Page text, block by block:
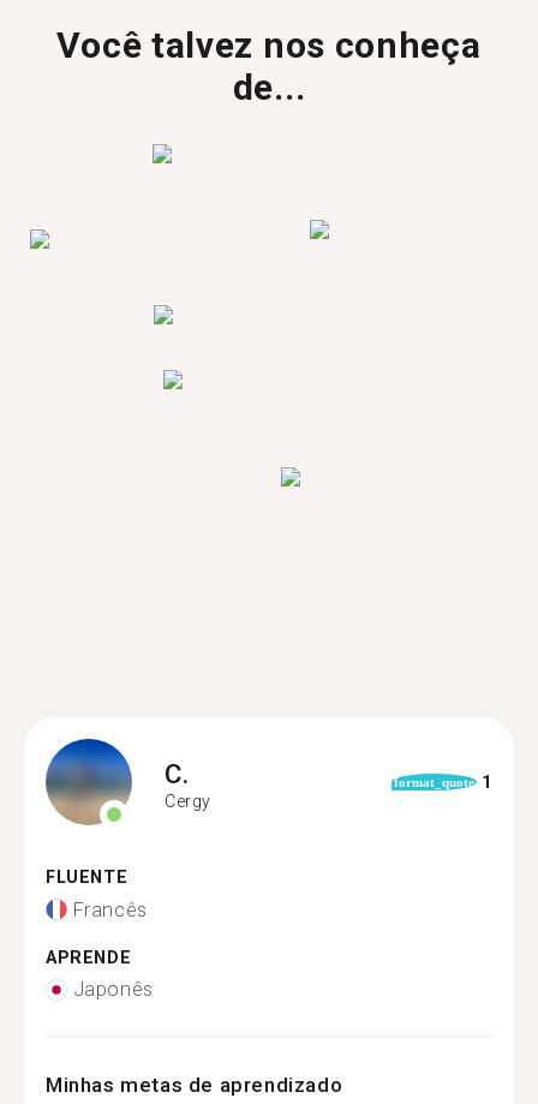
Você talvez nos conheça
de...
C.
Cergy
format_quote 1
FLUENTE
Francês
APRENDE
Japonês
Minhas metas de aprendizado